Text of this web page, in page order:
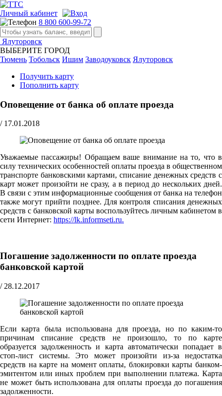
Личный кабинет
8 800 600-99-72
Ялуторовск
ВЫБЕРИТЕ ГОРОД
Тюмень Тобольск Ишим Заводоуковск Ялуторовск
Получить карту
Пополнить карту
Оповещение от банка об оплате проезда
/ 17.01.2018
Уважаемые пассажиры! Обращаем ваше внимание на то, что в
силу технических особенностей оплаты проезда в общественном
транспорте банковскими картами, списание денежных средств с
карт может произойти не сразу, а в период до нескольких дней.
В связи с этим информационные сообщения от банка на телефон
также могут прийти позднее. Для контроля списания денежных
средств с банковской карты воспользуйтесь личным кабинетом в
сети Интернет: https://lk.informseti.ru.
Погашение задолженности по оплате проезда
банковской картой
/ 28.12.2017
Если карта была использована для проезда, но по каким-то
причинам списание средств не произошло, то по карте
образуется задолженность и карта автоматически попадает в
стоп-лист системы. Это может произойти из-за недостатка
средств на карте на момент оплаты, блокировки карты банком-
эмитентом или иных проблем при выполнении платежа. Карта
не может быть использована для оплаты проезда до погашения
задолженности.